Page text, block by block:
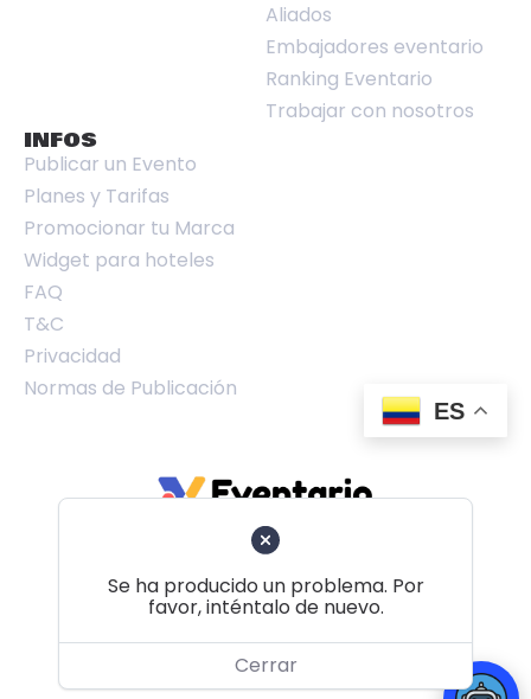
ES
Aliados
Embajadores eventario
Ranking Eventario
Trabajar con nosotros
INFOS
Publicar un Evento
Planes y Tarifas
Promocionar tu Marca
Widget para hoteles
FAQ
T&C
Privacidad
Normas de Publicación
Volver al principio
© 2026 Eventario Colombia SAS
Se ha producido un problema. Por
favor, inténtalo de nuevo.
Cerrar